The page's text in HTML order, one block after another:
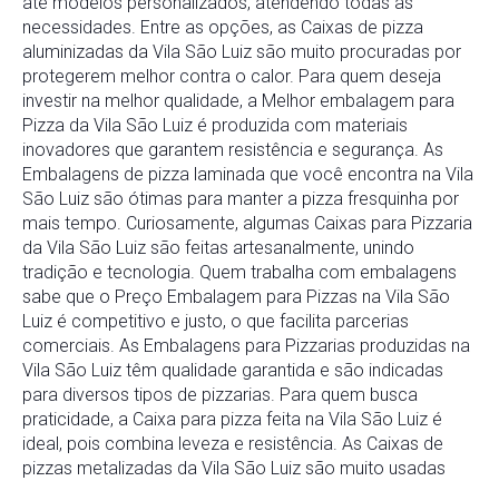
necessidades. Entre as opções, as Caixas de pizza
aluminizadas da Vila São Luiz são muito procuradas por
protegerem melhor contra o calor. Para quem deseja
investir na melhor qualidade, a Melhor embalagem para
Pizza da Vila São Luiz é produzida com materiais
inovadores que garantem resistência e segurança. As
Embalagens de pizza laminada que você encontra na Vila
São Luiz são ótimas para manter a pizza fresquinha por
mais tempo. Curiosamente, algumas Caixas para Pizzaria
da Vila São Luiz são feitas artesanalmente, unindo
tradição e tecnologia. Quem trabalha com embalagens
sabe que o Preço Embalagem para Pizzas na Vila São
Luiz é competitivo e justo, o que facilita parcerias
comerciais. As Embalagens para Pizzarias produzidas na
Vila São Luiz têm qualidade garantida e são indicadas
para diversos tipos de pizzarias. Para quem busca
praticidade, a Caixa para pizza feita na Vila São Luiz é
ideal, pois combina leveza e resistência. As Caixas de
pizzas metalizadas da Vila São Luiz são muito usadas